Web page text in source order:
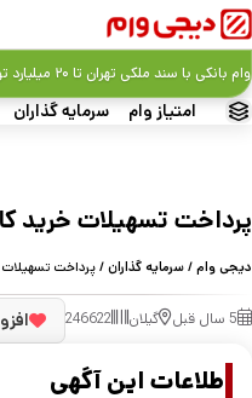
امتیاز وام سرمایه گذاران
وام بانکی با سند ملکی تهران تا ۲۰ میلیارد تومان
پرداخت تسهیلات خرید
دیجی وام/سرمایه گذاران/ پرداخت تسهیلات
5 سال قبل گیلان 246622
اطلاعات این آگهی